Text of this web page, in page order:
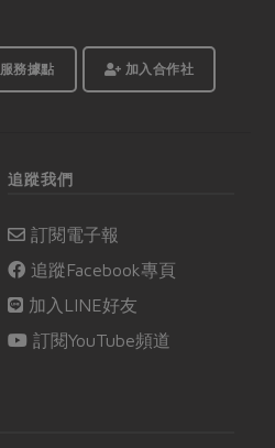
服務據點 加入合作社
追蹤我們
訂閱電子報
追蹤Facebook專頁
加入LINE好友
訂閱YouTube頻道